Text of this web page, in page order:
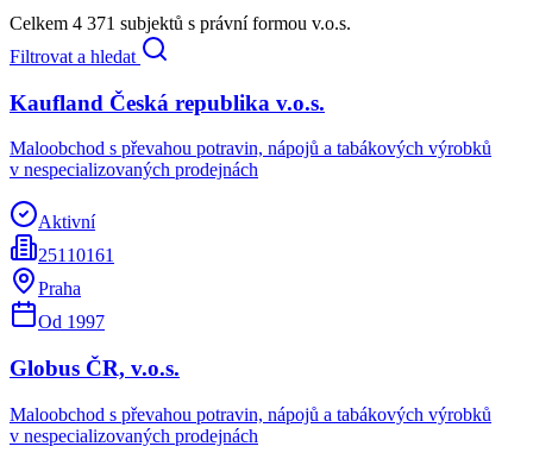
Celkem 4 371 subjektů s právní formou v.o.s.
Filtrovat a hledat
Kaufland Česká republika v.o.s.
Maloobchod s převahou potravin, nápojů a tabákových výrobků
v nespecializovaných prodejnách
Aktivní
25110161
Praha
Od 1997
Globus ČR, v.o.s.
Maloobchod s převahou potravin, nápojů a tabákových výrobků
v nespecializovaných prodejnách